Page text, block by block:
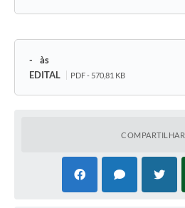
-
EDITAL
PDF - 570,81 KB
COMPARTILHAR